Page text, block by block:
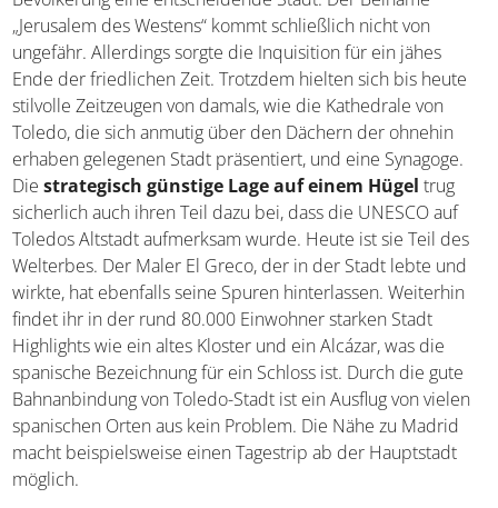
Toledo war früher Spaniens Hauptstadt und sowohl für
die christliche und jüdische als auch für die muslimische
Bevölkerung eine entscheidende Stadt. Der Beiname
„Jerusalem des Westens“ kommt schließlich nicht von
ungefähr. Allerdings sorgte die Inquisition für ein jähes
Ende der friedlichen Zeit. Trotzdem hielten sich bis heute
stilvolle Zeitzeugen von damals, wie die Kathedrale von
Toledo, die sich anmutig über den Dächern der ohnehin
erhaben gelegenen Stadt präsentiert, und eine Synagoge.
Diestrategisch günstige Lage auf einem Hügel
sicherlich auch ihren Teil dazu bei, dass die UNESCO auf
Toledos Altstadt aufmerksam wurde. Heute ist sie Teil
des Welterbes. Der Maler El Greco, der in der Stadt lebte
und wirkte, hat ebenfalls seine Spuren hinterlassen.
Weiterhin findet ihr in der rund 80.000 Einwohner starken
Stadt Highlights wie ein altes Kloster und ein Alcázar, was
die spanische Bezeichnung für ein Schloss ist. Durch die
gute Bahnanbindung von Toledo-Stadt ist ein Ausflug von
vielen spanischen Orten aus kein Problem. Die Nähe zu